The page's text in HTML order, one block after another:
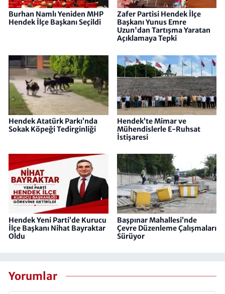
Burhan Namlı Yeniden MHP
Hendek İlçe Başkanı Seçildi
Zafer Partisi Hendek İlçe
Başkanı Yunus Emre
Uzun'dan Tartışma Yaratan
Açıklamaya Tepki
Hendek Atatürk Parkı’nda
Sokak Köpeği Tedirginliği
Hendek’te Mimar ve
Mühendislerle E-Ruhsat
İstişaresi
Hendek Yeni Parti’de Kurucu
İlçe Başkanı Nihat Bayraktar
Oldu
Başpınar Mahallesi’nde
Çevre Düzenleme Çalışmaları
Sürüyor
Yorumlar